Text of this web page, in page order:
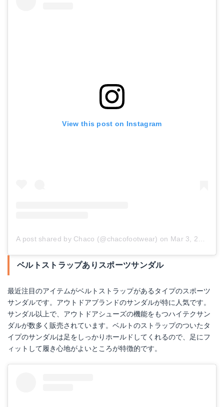
View this post on Instagram
A post shared by Chaco (@chacofootwear) on Mar 3, 2018 at 1:00pm PST
ベルトストラップありスポーツサンダル
最近注目のアイテムがベルトストラップがあるタイプのスポーツ
サンダルです。アウトドアブランドのサンダルが特に人気です。
サンダル以上で、アウトドアシューズの機能をもつハイテクサン
ダルが数多く販売されています。ベルトのストラップのついたタ
イプのサンダルは足をしっかりホールドしてくれるので、足にフ
ィットして履き心地がよいところが特徴的です。